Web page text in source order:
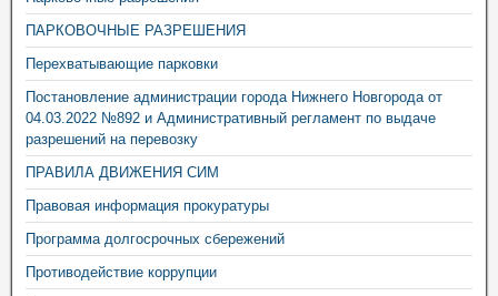
ПАРКОВОЧНЫЕ РАЗРЕШЕНИЯ
Перехватывающие парковки
Постановление администрации города Нижнего Новгорода от
04.03.2022 №892 и Административный регламент по выдаче
разрешений на перевозку
ПРАВИЛА ДВИЖЕНИЯ СИМ
Правовая информация прокуратуры
Программа долгосрочных сбережений
Противодействие коррупции